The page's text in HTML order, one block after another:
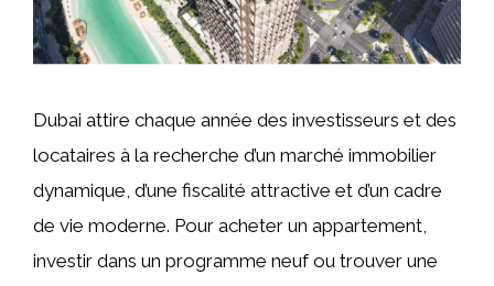
Dubai attire chaque année des investisseurs et des
locataires à la recherche d’un marché immobilier
dynamique, d’une fiscalité attractive et d’un cadre
de vie moderne. Pour acheter un appartement,
investir dans un programme neuf ou trouver une